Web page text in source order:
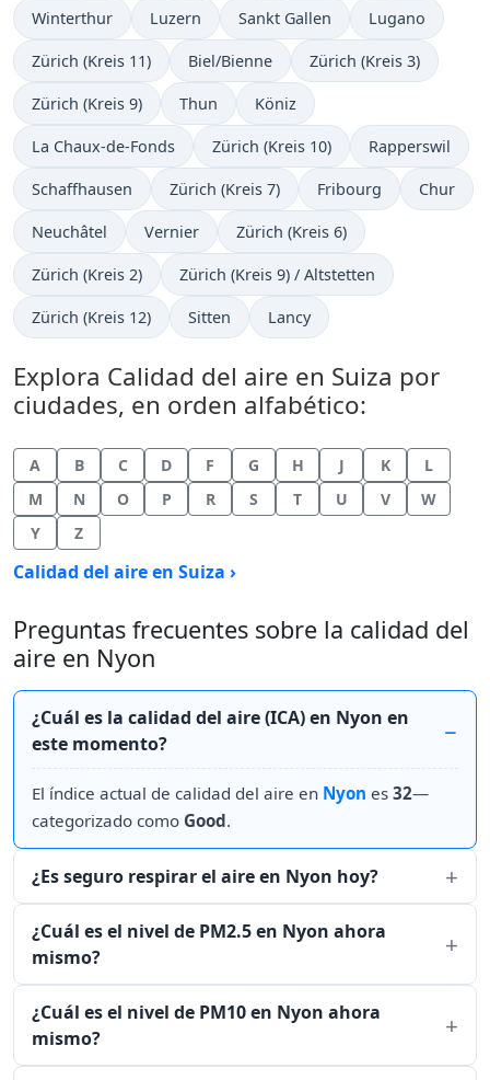
Winterthur Luzern Sankt Gallen Lugano
Zürich (Kreis 11) Biel/Bienne Zürich (Kreis 3)
Zürich (Kreis 9) Thun Köniz
La Chaux-de-Fonds Zürich (Kreis 10) Rapperswil
Schaffhausen Zürich (Kreis 7) Fribourg Chur
Neuchâtel Vernier Zürich (Kreis 6)
Zürich (Kreis 2) Zürich (Kreis 9) / Altstetten
Zürich (Kreis 12) Sitten Lancy
Explora Calidad del aire en Suiza por
ciudades, en orden alfabético:
A B C D F G H J K
L
M
N O P R S T U V
W
Y
Z
Calidad del aire en Suiza ›
Preguntas frecuentes sobre la calidad del
aire en Nyon
¿Cuál es la calidad del aire (ICA) en Nyon en
este momento?
El índice actual de calidad del aire en Nyon es 32—
categorizado como Good.
¿Es seguro respirar el aire en Nyon hoy?
¿Cuál es el nivel de PM2.5 en Nyon ahora
mismo?
¿Cuál es el nivel de PM10 en Nyon ahora
mismo?